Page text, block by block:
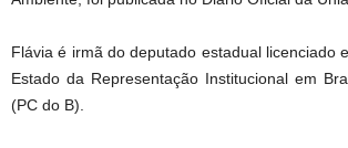
Flávia é irmã do deputado estadual licenciado
Estado da Representação Institucional em
(PC do B).